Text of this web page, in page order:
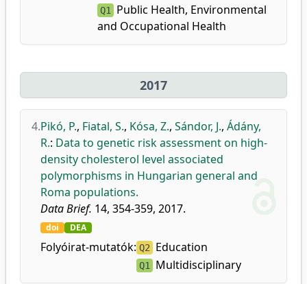
Q1 Public Health, Environmental
and Occupational Health
2017
4.Pikó, P., Fiatal, S., Kósa, Z., Sándor, J., Ádány,
R.: Data to genetic risk assessment on high-
density cholesterol level associated
polymorphisms in Hungarian general and
Roma populations.
Data Brief. 14, 354-359, 2017.
doi DEA
Folyóirat-mutatók: Q2 Education
Q1 Multidisciplinary